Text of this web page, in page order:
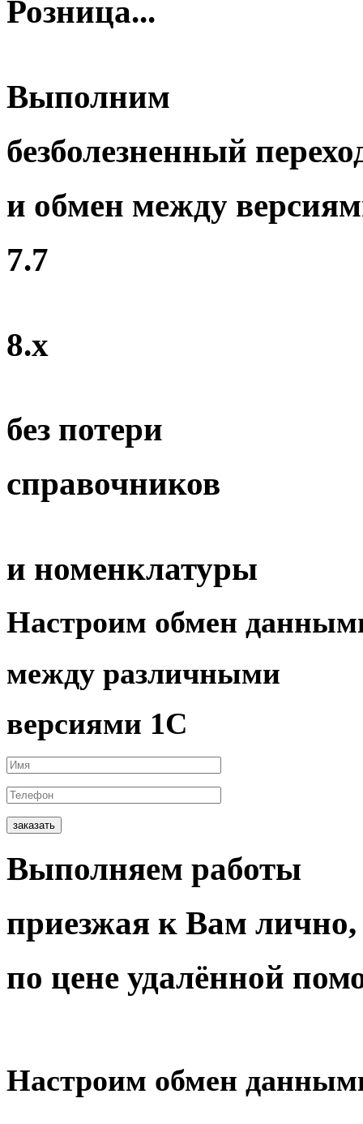
Розница...
Выполним
безболезненный
и обмен между
7.7
8.x
без потери
справочников
и номенклатуры
Настроим обмен
между различными
версиями 1С
заказать
Выполняем работы
приезжая к Вам лично,
по цене удалённой
Настроим обмен